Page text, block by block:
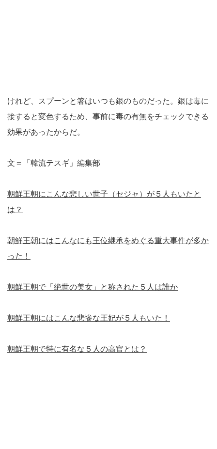
けれど、スプーンと箸はいつも銀のものだった。銀は毒に
接すると変色するため、事前に毒の有無をチェックできる
効果があったからだ。
文＝「韓流テスギ」編集部
朝鮮王朝にこんな悲しい世子（セジャ）が５人もいたと
は？
朝鮮王朝にはこんなにも王位継承をめぐる重大事件が多か
った！
朝鮮王朝で「絶世の美女」と称された５人は誰か
朝鮮王朝にはこんな悲惨な王妃が５人もいた！
朝鮮王朝で特に有名な５人の高官とは？